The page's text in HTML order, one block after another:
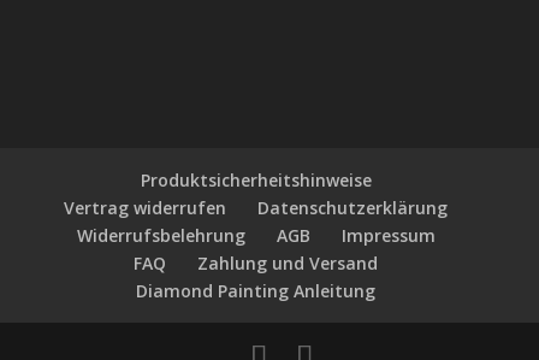
Produktsicherheitshinweise
Vertrag widerrufen
Datenschutzerklärung
Widerrufsbelehrung
AGB
Impressum
FAQ
Zahlung und Versand
Diamond Painting Anleitung